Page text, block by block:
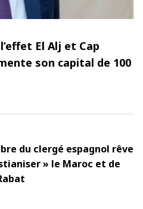
El Alj et Cap
son capital de 100
du clergé espagnol rêve
» le Maroc et de